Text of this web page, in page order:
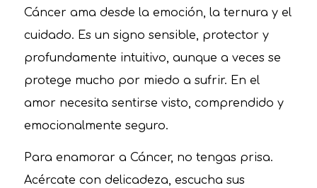
Cáncer ama desde la emoción, la ternura y el
cuidado. Es un signo sensible, protector y
profundamente intuitivo, aunque a veces se
protege mucho por miedo a sufrir. En el
amor necesita sentirse visto, comprendido y
emocionalmente seguro.
Para enamorar a Cáncer, no tengas prisa.
Acércate con delicadeza, escucha sus